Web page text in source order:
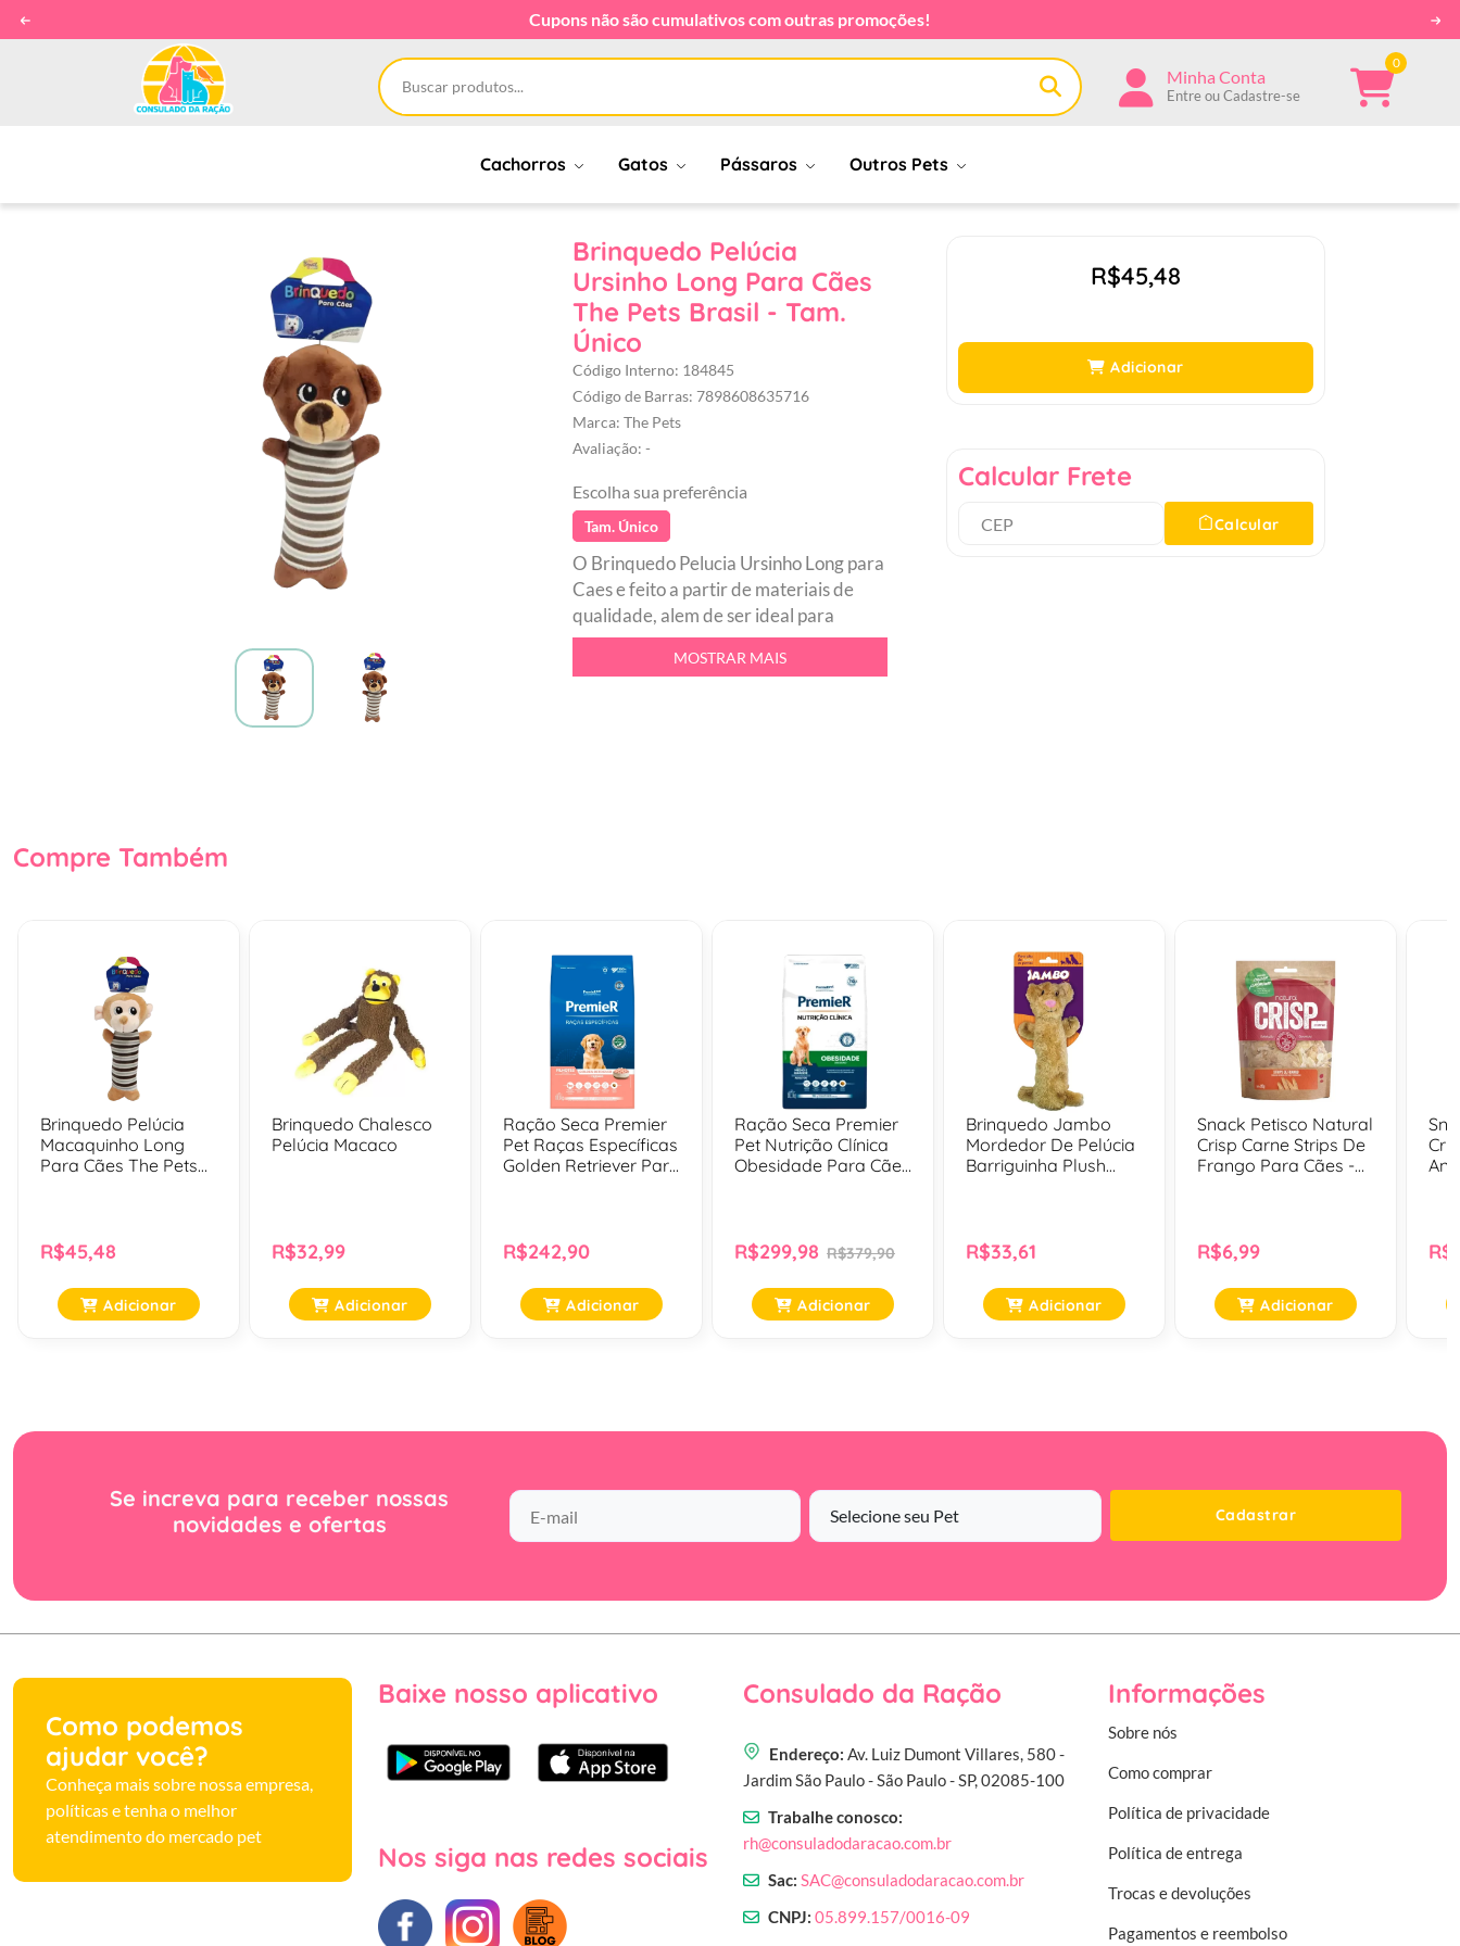
Cupons não são cumulativos com outras promoções!
Minha Conta
Entre ou Cadastre-se
0
Cachorros Gatos Pássaros Outros Pets
Brinquedo Pelúcia
Ursinho Long Para Cães
The Pets Brasil - Tam.
Único
Código Interno: 184845
Código de Barras: 7898608635716
Marca: The Pets
Avaliação: -
Escolha sua preferência
Tam. Único
O Brinquedo Pelucia Ursinho Long para
Caes e feito a partir de materiais de
qualidade, alem de ser ideal para
aliviar a ansiedade e estresse do seu
pet. Com formato divertido, textura
MOSTRAR MAIS
R$45,48
Adicionar
Calcular Frete
Calcular
Compre Também
Brinquedo Pelúcia
Macaquinho Long
Para Cães The Pets
R$45,48
Adicionar
Brinquedo Chalesco
Pelúcia Macaco
R$32,99
Adicionar
Ração Seca Premier
Pet Raças Específicas
Golden Retriever Para
R$242,90
Adicionar
Ração Seca Premier
Pet Nutrição Clínica
Obesidade Para Cães
R$299,98 R$379,90
Adicionar
Brinquedo Jambo
Mordedor De Pelúcia
Barriguinha Plush
R$33,61
Adicionar
Snack Petisco Natural
Crisp Carne Strips De
Frango Para Cães -
R$6,99
Adicionar
Se increva para receber nossas
novidades e ofertas
Cadastrar
Como podemos
ajudar você?
Conheça mais sobre nossa empresa,
políticas e tenha o melhor
atendimento do mercado pet
Baixe nosso aplicativo
Nos siga nas redes sociais
Consulado da Ração
Endereço: Av. Luiz Dumont Villares, 580 -
Jardim São Paulo - São Paulo - SP, 02085-100
Trabalhe conosco:
rh@consuladodaracao.com.br
Sac: SAC@consuladodaracao.com.br
CNPJ: 05.899.157/0016-09
Informações
Sobre nós
Como comprar
Política de privacidade
Política de entrega
Trocas e devoluções
Pagamentos e reembolso